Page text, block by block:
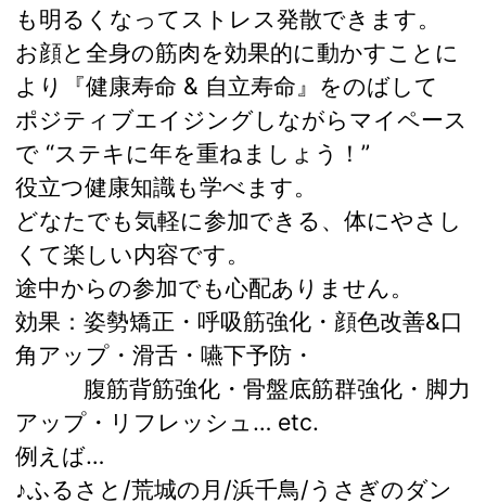
も明るくなってストレス発散できます。
お顔と全身の筋肉を効果的に動かすことに
より『健康寿命 & 自立寿命』をのばして
ポジティブエイジングしながらマイペース
で “ステキに年を重ねましょう！”
役立つ健康知識も学べます。
どなたでも気軽に参加できる、体にやさし
くて楽しい内容です。
途中からの参加でも心配ありません。
効果：姿勢矯正・呼吸筋強化・顔色改善&口
角アップ・滑舌・嚥下予防・
腹筋背筋強化・骨盤底筋群強化・脚力
アップ・リフレッシュ… etc.
例えば…
♪ふるさと/荒城の月/浜千鳥/うさぎのダン